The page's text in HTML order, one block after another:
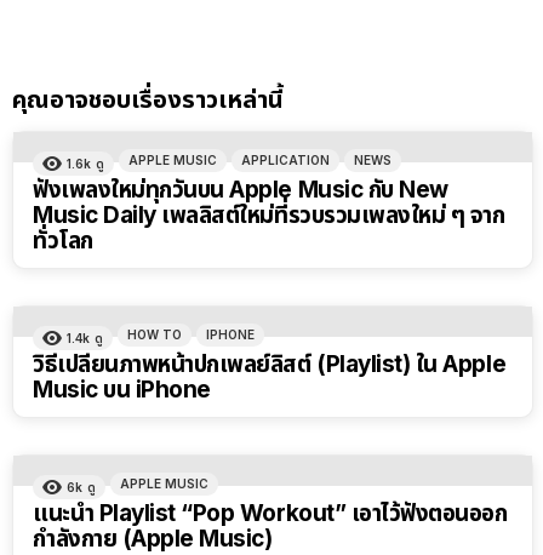
คุณอาจชอบเรื่องราวเหล่านี้
1.6k ดู APPLE MUSIC APPLICATION NEWS
ฟังเพลงใหม่ทุกวันบน Apple Music กับ New
Music Daily เพลลิสต์ใหม่ที่รวบรวมเพลงใหม่ ๆ จาก
ทั่วโลก
1.4k ดู HOW TO IPHONE
วิธีเปลี่ยนภาพหน้าปกเพลย์ลิสต์ (Playlist) ใน Apple
Music บน iPhone
6k ดู APPLE MUSIC
แนะนำ Playlist “Pop Workout” เอาไว้ฟังตอนออก
กำลังกาย (Apple Music)